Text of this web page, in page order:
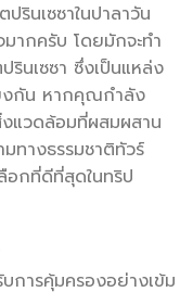
รินเซซาในปาลาวัน
ากครับ โดยมักจะทำ
รินเซซา ซึ่งเป็นแหล่ง
งกัน หากคุณกำลัง
แวดล้อมที่ผสมผสาน
ทางธรรมชาติทัวร์
อกที่ดีที่สุดในทริป
การคุ้มครองอย่างเข้ม